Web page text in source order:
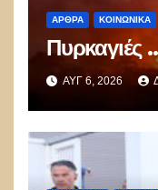
ΑΡΘΡΑ ΚΟΙΝΩΝΙΚΑ
Πυρκαγιές
ΑΥΓ 6, 2026